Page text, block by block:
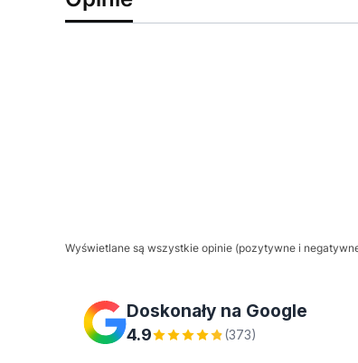
Wyświetlane są wszystkie opinie (pozytywne i